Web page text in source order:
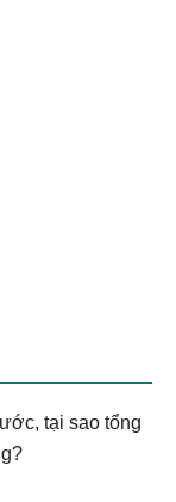
tại sao tổng